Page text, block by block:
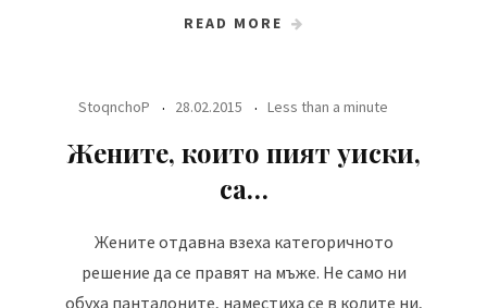
READ MORE
StoqnchoP 28.02.2015 Less than a minute
Жените, които пият уиски,
са…
Жените отдавна взеха категоричното
решение да се правят на мъже. Не само ни
обуха панталоните, наместиха се в колите ни,